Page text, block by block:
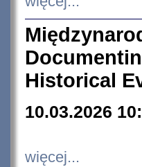
Historical
10.03.2026
więcej...